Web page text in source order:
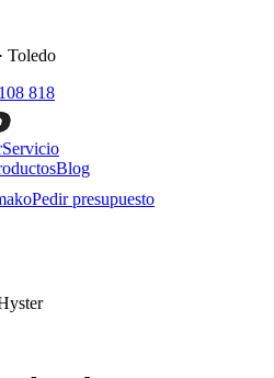
Toledo
818
Servicio
Blog
Pedir presupuesto